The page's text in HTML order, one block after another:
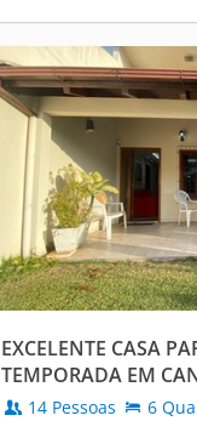
EXCELENTE CASA
TEMPORADA EM
14 Pessoas 6